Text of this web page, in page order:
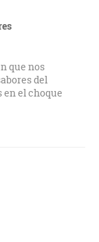
que nos
del
el choque